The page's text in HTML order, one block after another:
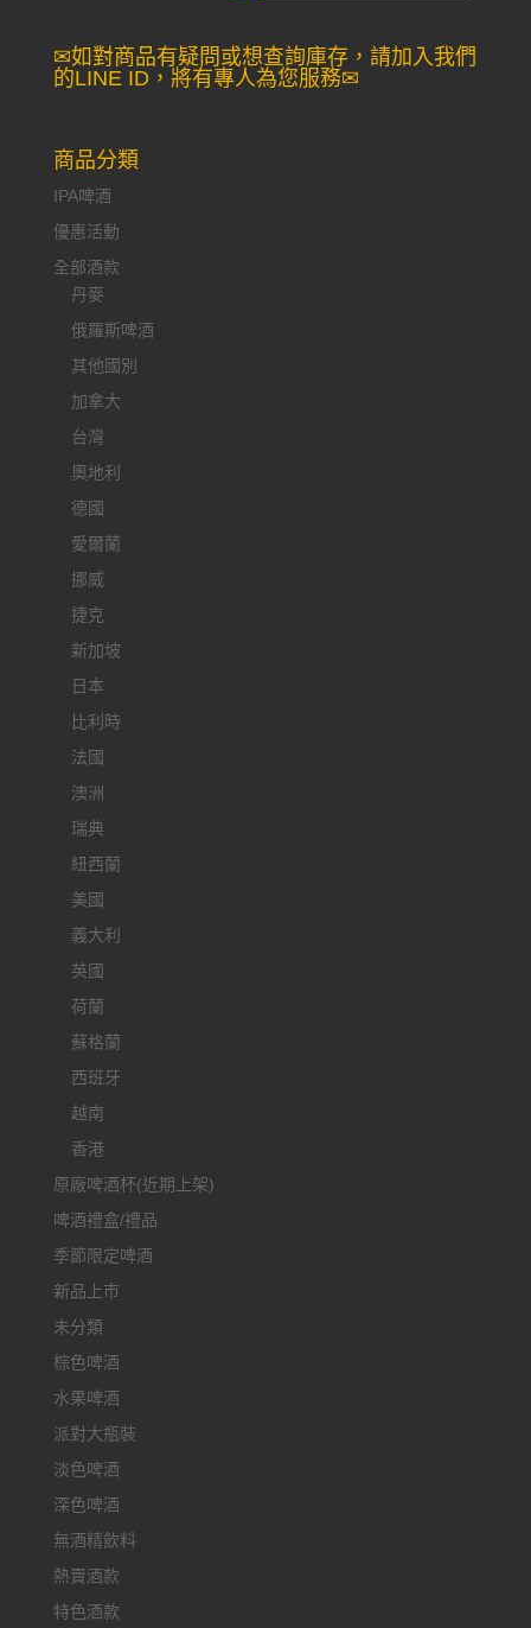
✉如對商品有疑問或想查詢庫存，請加入我們
的LINE ID，將有專人為您服務✉
商品分類
IPA啤酒
優惠活動
全部酒款
丹麥
俄羅斯啤酒
其他國別
加拿大
台灣
奧地利
德國
愛爾蘭
挪威
捷克
新加坡
日本
比利時
法國
澳洲
瑞典
紐西蘭
美國
義大利
英國
荷蘭
蘇格蘭
西班牙
越南
香港
原廠啤酒杯(近期上架)
啤酒禮盒/禮品
季節限定啤酒
新品上市
未分類
棕色啤酒
水果啤酒
派對大瓶裝
淡色啤酒
深色啤酒
無酒精飲料
熱賣酒款
特色酒款